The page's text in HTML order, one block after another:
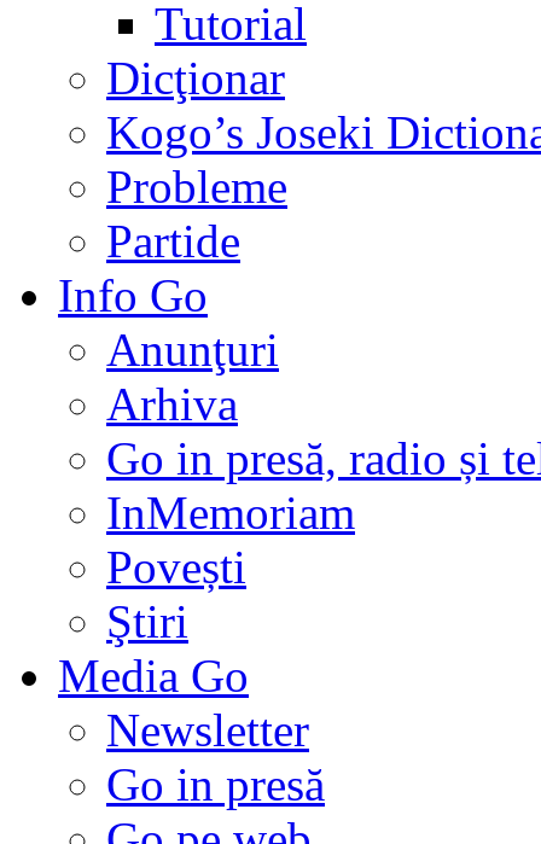
Tutorial
Dicţionar
Kogo’s Joseki
Probleme
Partide
Info Go
Anunţuri
Arhiva
Go in presă, radio și
InMemoriam
Povești
Ştiri
Media Go
Newsletter
Go in presă